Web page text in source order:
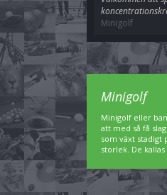
Minigolf
Minigolf
Minigolf eller
att med så få
som växt stadigt
storlek. De